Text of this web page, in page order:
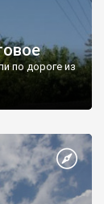
по дороге из